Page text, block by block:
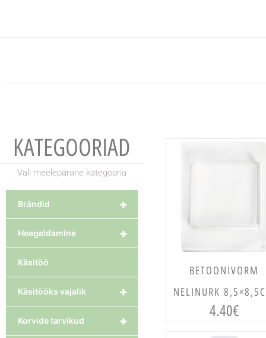
KATEGOORIAD
Vali meelepärane kategooria
+
Brändid
+
Heegeldamine
Käsitöö
+
Käsitööks vajalik
+
Korvide tarvikud
LISA KORVI
BETOONIVORM
NELINURK
4.40€